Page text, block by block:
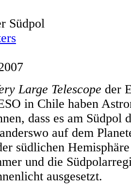
Südpol
Large Telescope der
in Chile haben
dass es am Südpol
auf dem
südlichen
und die
ausgesetzt.